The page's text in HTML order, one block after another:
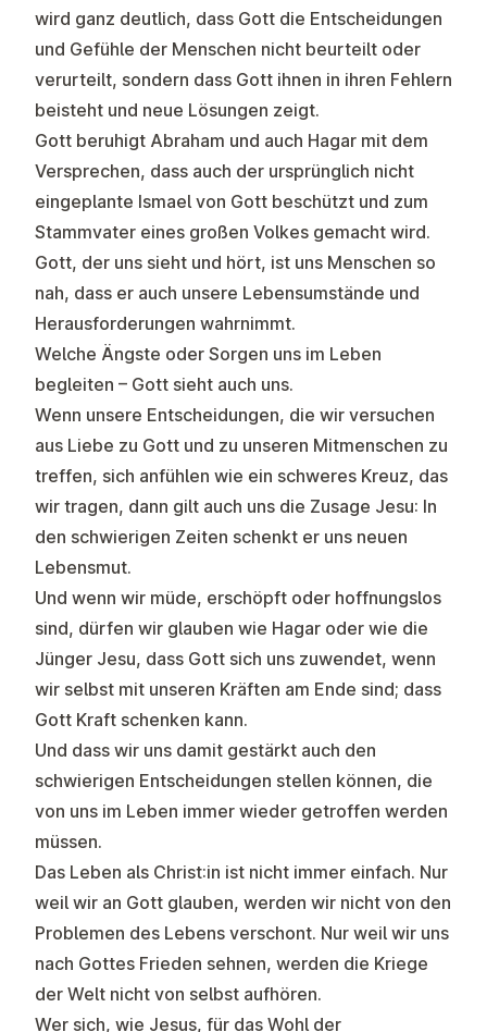
wird ganz deutlich, dass Gott die Entscheidungen
und Gefühle der Menschen nicht beurteilt oder
verurteilt, sondern dass Gott ihnen in ihren Fehlern
beisteht und neue Lösungen zeigt.
Gott beruhigt Abraham und auch Hagar mit dem
Versprechen, dass auch der ursprünglich nicht
eingeplante Ismael von Gott beschützt und zum
Stammvater eines großen Volkes gemacht wird.
Gott, der uns sieht und hört, ist uns Menschen so
nah, dass er auch unsere Lebensumstände und
Herausforderungen wahrnimmt.
Welche Ängste oder Sorgen uns im Leben
begleiten – Gott sieht auch uns.
Wenn unsere Entscheidungen, die wir versuchen
aus Liebe zu Gott und zu unseren Mitmenschen zu
treffen, sich anfühlen wie ein schweres Kreuz, das
wir tragen, dann gilt auch uns die Zusage Jesu: In
den schwierigen Zeiten schenkt er uns neuen
Lebensmut.
Und wenn wir müde, erschöpft oder hoffnungslos
sind, dürfen wir glauben wie Hagar oder wie die
Jünger Jesu, dass Gott sich uns zuwendet, wenn
wir selbst mit unseren Kräften am Ende sind; dass
Gott Kraft schenken kann.
Und dass wir uns damit gestärkt auch den
schwierigen Entscheidungen stellen können, die
von uns im Leben immer wieder getroffen werden
müssen.
Das Leben als Christ:in ist nicht immer einfach. Nur
weil wir an Gott glauben, werden wir nicht von den
Problemen des Lebens verschont. Nur weil wir uns
nach Gottes Frieden sehnen, werden die Kriege
der Welt nicht von selbst aufhören.
Wer sich, wie Jesus, für das Wohl der